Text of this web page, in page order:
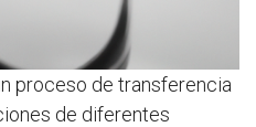
proceso de transferencia
de diferentes